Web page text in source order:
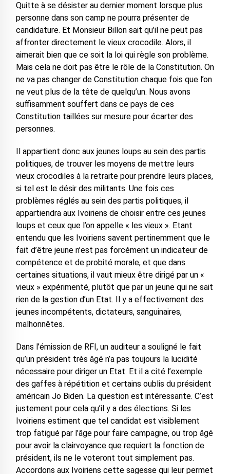
Quitte à se désister au dernier moment lorsque plus
personne dans son camp ne pourra présenter de
candidature. Et Monsieur Billon sait qu’il ne peut pas
affronter directement le vieux crocodile. Alors, il
aimerait bien que ce soit la loi qui règle son problème.
Mais cela ne doit pas être le rôle de la Constitution. On
ne va pas changer de Constitution chaque fois que l’on
ne veut plus de la tête de quelqu’un. Nous avons
suffisamment souffert dans ce pays de ces
Constitution taillées sur mesure pour écarter des
personnes.
Il appartient donc aux jeunes loups au sein des partis
politiques, de trouver les moyens de mettre leurs
vieux crocodiles à la retraite pour prendre leurs places,
si tel est le désir des militants. Une fois ces
problèmes réglés au sein des partis politiques, il
appartiendra aux Ivoiriens de choisir entre ces jeunes
loups et ceux que l’on appelle « les vieux ». Etant
entendu que les Ivoiriens savent pertinemment que le
fait d’être jeune n’est pas forcément un indicateur de
compétence et de probité morale, et que dans
certaines situations, il vaut mieux être dirigé par un «
vieux » expérimenté, plutôt que par un jeune qui ne sait
rien de la gestion d’un Etat. Il y a effectivement des
jeunes incompétents, dictateurs, sanguinaires,
malhonnêtes.
Dans l’émission de RFI, un auditeur a souligné le fait
qu’un président très âgé n’a pas toujours la lucidité
nécessaire pour diriger un Etat. Et il a cité l’exemple
des gaffes à répétition et certains oublis du président
américain Jo Biden. La question est intéressante. C’est
justement pour cela qu’il y a des élections. Si les
Ivoiriens estiment que tel candidat est visiblement
trop fatigué par l’âge pour faire campagne, ou trop âgé
pour avoir la clairvoyance que requiert la fonction de
président, ils ne le voteront tout simplement pas.
Accordons aux Ivoiriens cette sagesse qui leur permet